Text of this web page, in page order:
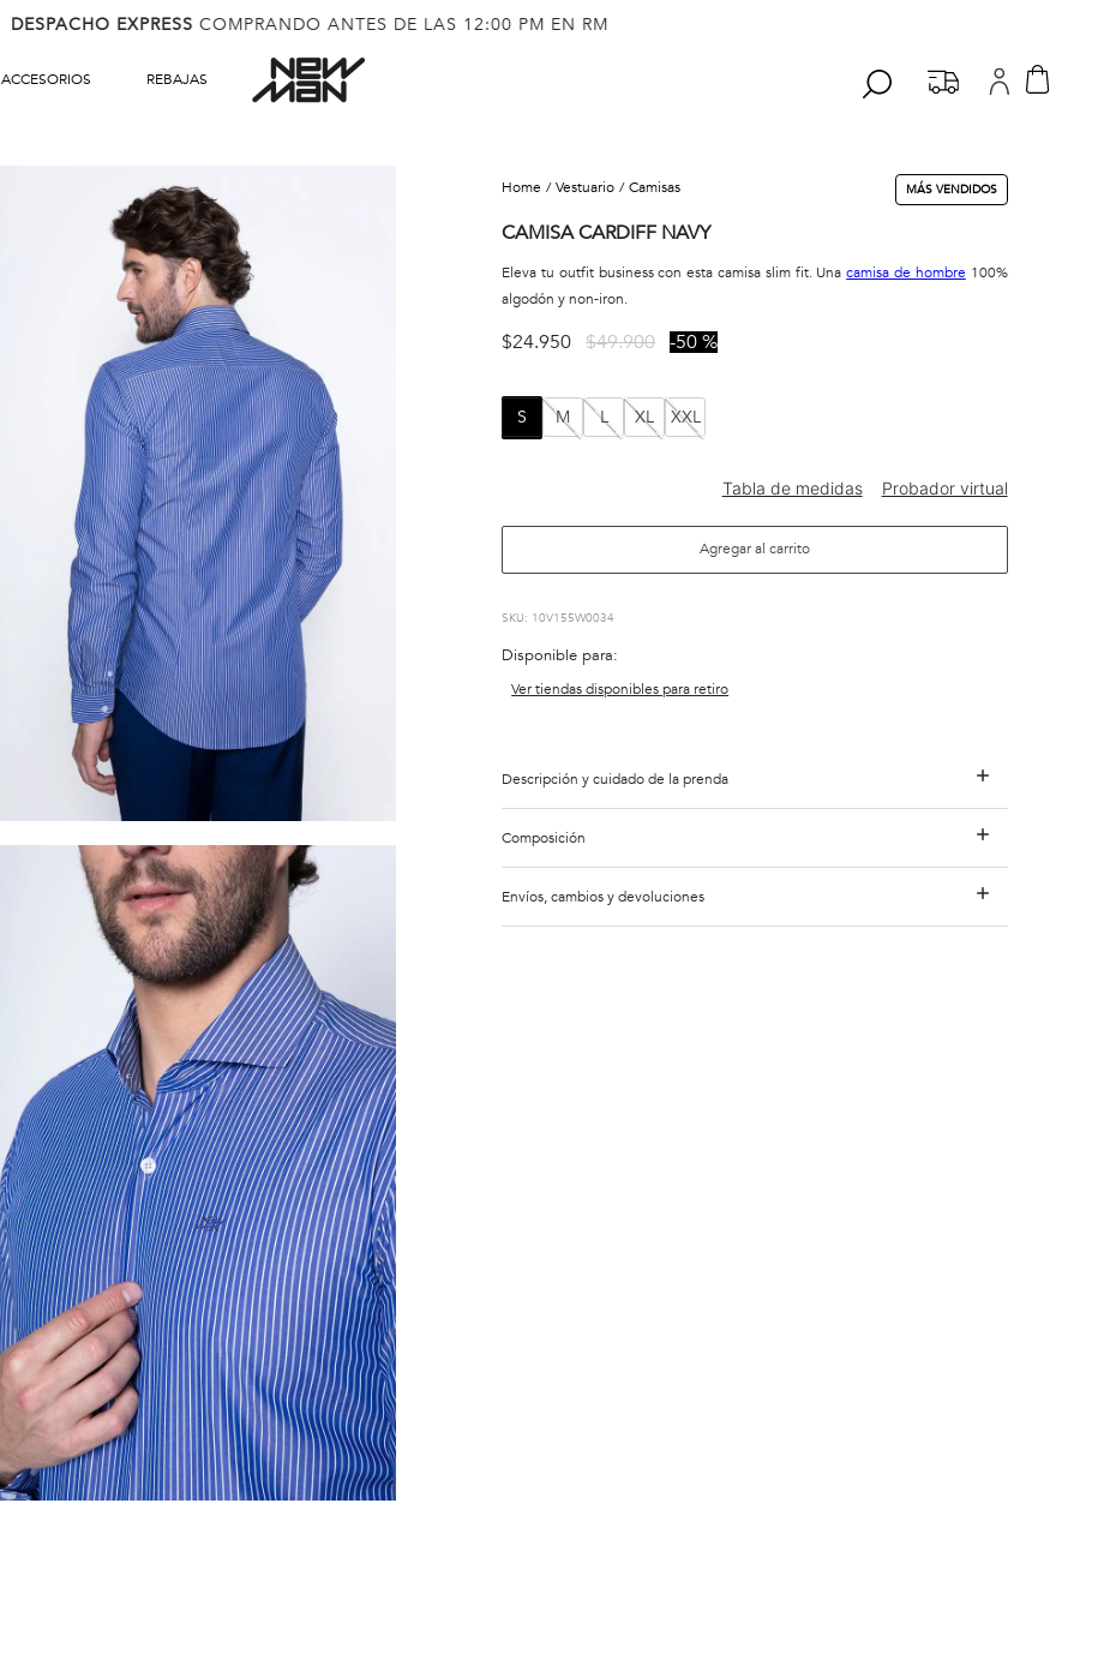
DESPACHO EXPRESS COMPRANDO ANTES DE LAS 12:00 PM EN RM
ACCESORIOS REBAJAS
vestuario camisas MÁS VENDIDOS
CAMISA CARDIFF NAVY
Eleva tu outfit business con esta camisa slim fit. Unacamisa de hombre 100%
algodón y non-iron.
$24.950 $49.900 50 %
S M L XL XXL
Agregar al carrito
: 10V155W0034
Disponible para:
Ver tiendas disponibles para retiro
Descripción y cuidado de la prenda
Composición
Envíos, cambios y devoluciones